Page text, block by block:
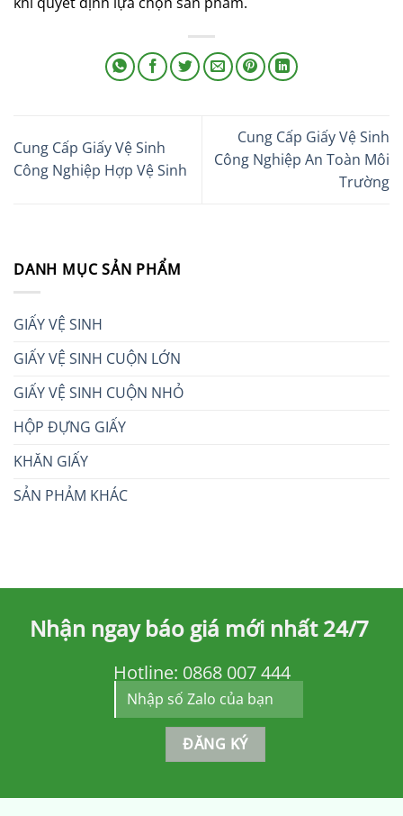
Cung Cấp Giấy Vệ Sinh
Công Nghiệp Hợp Vệ Sinh
Cung Cấp Giấy Vệ Sinh
Công Nghiệp An Toàn Môi
Trường
DANH MỤC SẢN PHẨM
GIẤY VỆ SINH
GIẤY VỆ SINH CUỘN LỚN
GIẤY VỆ SINH CUỘN NHỎ
HỘP ĐỰNG GIẤY
KHĂN GIẤY
SẢN PHẢM KHÁC
Nhận ngay báo giá mới nhất 24/7
Hotline: 0868 007 444